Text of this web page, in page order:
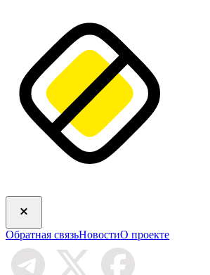
Обратная связьНовостиО проекте